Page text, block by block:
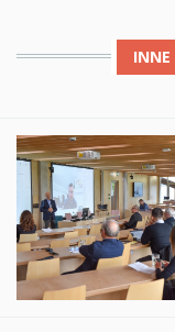
INNE